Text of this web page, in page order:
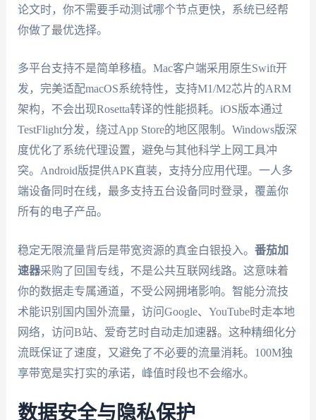
论文时，你不需要手动测试哪个节点更快，系统已经帮
你做了最优选择。
多平台支持不是简单移植。Mac客户端采用原生Swift开
发，完美适配macOS系统特性，支持M1/M2芯片的ARM
架构，不会出现Rosetta转译的性能损耗。iOS版本通过
TestFlight分发，绕过App Store的地区限制。Windows版深
度优化了系统代理设置，避免与其他科学上网工具冲
突。Android版提供APK直装，支持分应用代理。一人多
端设备同时在线，最多支持五台设备同时登录，覆盖你
所有的电子产品。
稳定无限流量背后是带宽资源的真金白银投入。 番茄加
速器采购了回国专线，不是公共互联网线路。这意味着
你的数据走专属通道，不受公网拥堵影响。智能分流技
术能识别国内国外流量，访问Google、YouTube时走本地
网络，访问B站、爱奇艺时自动走加速器。这种精细化分
流既保证了速度，又避免了不必要的流量消耗。100M独
享带宽是实打实的承诺，峰值时段也不会缩水。
数据安全与隐私保护